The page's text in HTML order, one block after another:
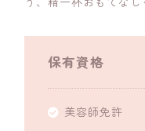
保有資格
美容師免許